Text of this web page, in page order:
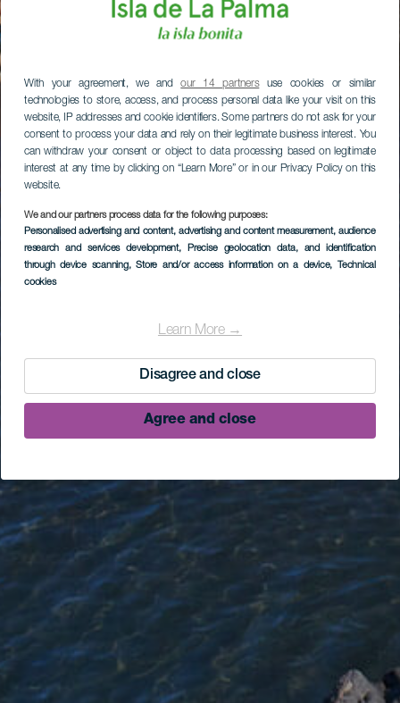
With your agreement, we andour 14 partnersuse cookies or similar
technologies to store, access, and process personal data like your visit on this
website, IP addresses and cookie identifiers. Some partners do not ask for your
consent to process your data and rely on their legitimate business interest. You
can withdraw your consent or object to data processing based on legitimate
interest at any time by clicking on “Learn More” or in our Privacy Policy on this
website.
We and our partners process data for the following purposes:
Personalised advertising and content, advertising and content measurement, audience
research and services development, Precise geolocation data, and identification
through device scanning, Store and/or access information on a device, Technical
cookies
Learn More →
Disagree and close
Agree and close